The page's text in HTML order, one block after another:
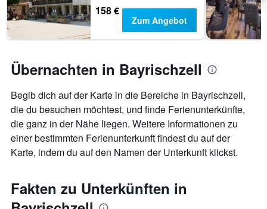
158 €
Zum Angebot
Übernachten in Bayrischzell
Begib dich auf der Karte in die Bereiche in Bayrischzell,
die du besuchen möchtest, und finde Ferienunterkünfte,
die ganz in der Nähe liegen. Weitere Informationen zu
einer bestimmten Ferienunterkunft findest du auf der
Karte, indem du auf den Namen der Unterkunft klickst.
Fakten zu Unterkünften in